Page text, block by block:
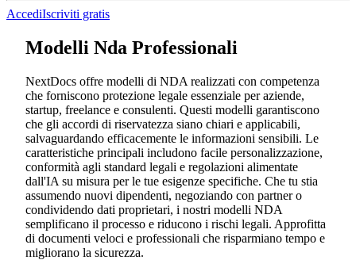
AccediIscriviti gratis
Modelli Nda Professionali
NextDocs offre modelli di NDA realizzati con competenza
che forniscono protezione legale essenziale per aziende,
startup, freelance e consulenti. Questi modelli garantiscono
che gli accordi di riservatezza siano chiari e applicabili,
salvaguardando efficacemente le informazioni sensibili. Le
caratteristiche principali includono facile personalizzazione,
conformità agli standard legali e regolazioni alimentate
dall'IA su misura per le tue esigenze specifiche. Che tu stia
assumendo nuovi dipendenti, negoziando con partner o
condividendo dati proprietari, i nostri modelli NDA
semplificano il processo e riducono i rischi legali. Approfitta
di documenti veloci e professionali che risparmiano tempo e
migliorano la sicurezza.